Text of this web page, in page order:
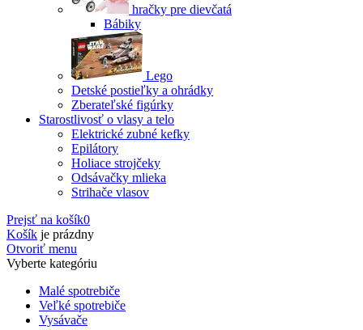
hračky pre dievčatá
Bábiky
Lego
Detské postieľky a ohrádky
Zberateľské figúrky
Starostlivosť o vlasy a telo
Elektrické zubné kefky
Epilátory
Holiace strojčeky
Odsávačky mlieka
Strihače vlasov
Prejsť na košík0
Košík je prázdny
Otvoriť menu
Vyberte kategóriu
Malé spotrebiče
Veľké spotrebiče
Vysávače